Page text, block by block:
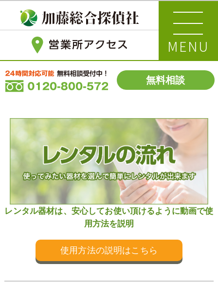
MENU
無料相談
レンタル器材は、安心してお使い頂けるように動画で使
用方法を説明
使用方法の説明はこちら